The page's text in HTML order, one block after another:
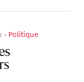
Politique